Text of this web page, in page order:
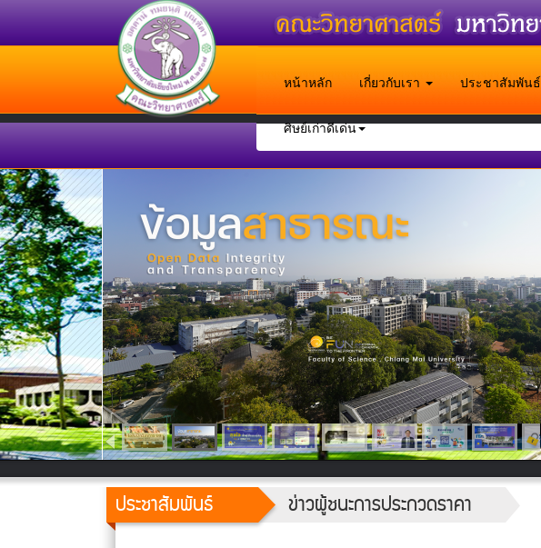
หน้าหลัก เกี่ยวกับเรา ประชาสัมพันธ์
ศิษย์เก่าดีเด่น
ประชาสัมพันธ์ ข่าวผู้ชนะการประกวดราคา